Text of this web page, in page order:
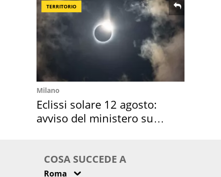
TERRITORIO
Milano
Eclissi solare 12 agosto:
avviso del ministero su